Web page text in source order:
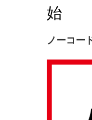
始
ノーコー